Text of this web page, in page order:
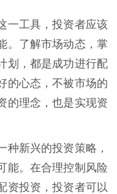
一工具，投资者应该
。了解市场动态，掌
划，都是成功进行配
的心态，不被市场的
的理念，也是实现资
种新兴的投资策略，
能。在合理控制风险
资投资，投资者可以